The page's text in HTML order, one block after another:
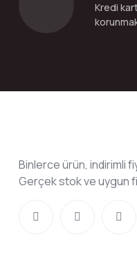
Bu ürüne benzer farklı
Kredi
Binlerce ürün, indirimli
Gerçek stok ve uygun